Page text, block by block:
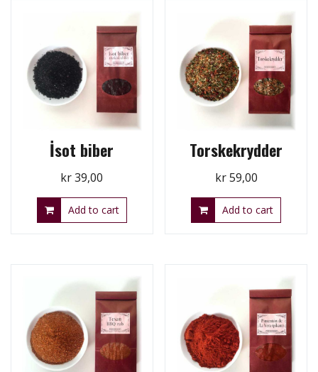
İsot biber
kr39,00
Add to cart
Torskekrydder
kr59,00
Add to cart